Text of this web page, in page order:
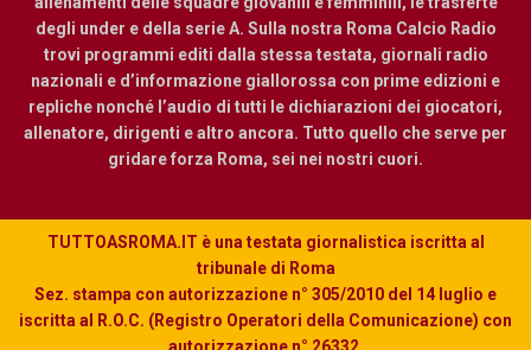
degli under e della serie A. Sulla nostra Roma Calcio Radio
trovi programmi editi dalla stessa testata, giornali radio
nazionali e d’informazione giallorossa con prime edizioni e
repliche nonché l’audio di tutti le dichiarazioni dei giocatori,
allenatore, dirigenti e altro ancora. Tutto quello che serve per
gridare forza Roma, sei nei nostri cuori.
TUTTOASROMA.IT è una testata giornalistica iscritta al
tribunale di Roma
Sez. stampa con autorizzazione n° 305/2010 del 14 luglio e
iscritta al R.O.C. (Registro Operatori della Comunicazione) con